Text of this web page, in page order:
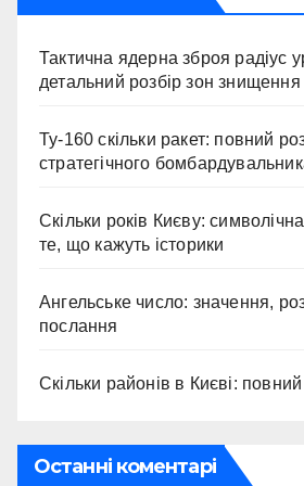
Тактична ядерна зброя радіус
детальний розбір зон знищення
Ту-160 скільки ракет: повний
стратегічного
Скільки років Києву:
те, що кажуть історики
Ангельське число: значення,
послання
Скільки районів в Києві: повний
Останні коментарі